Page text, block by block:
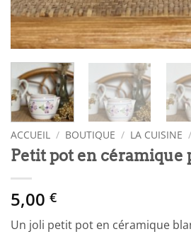
ACCUEIL / BOUTIQUE / LA CUISINE /
Petit pot en céramique
5,00 €
Un joli petit pot en céramique